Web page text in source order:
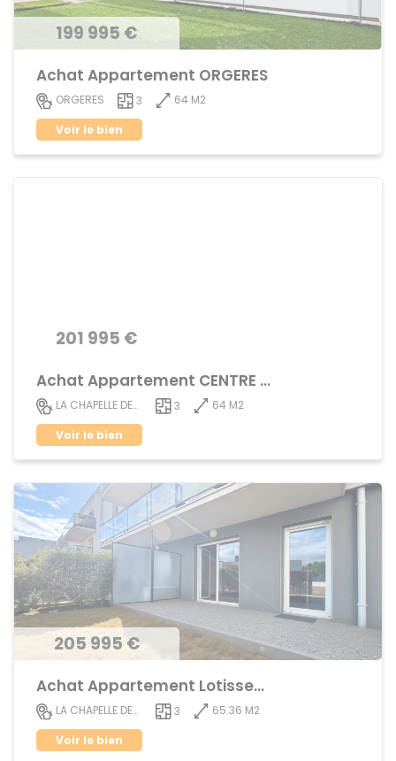
199 995 €
Achat Appartement ORGERES
ORGERES 3
64 M2
Voir le bien
201 995 €
Achat Appartement CENTRE VILLE
LA CHAPELLE DES FOUGERETZ 3
64 M2
Voir le bien
205 995 €
Achat Appartement Lotissement
LA CHAPELLE DES FOUGERETZ 3
65.36 M2
Voir le bien